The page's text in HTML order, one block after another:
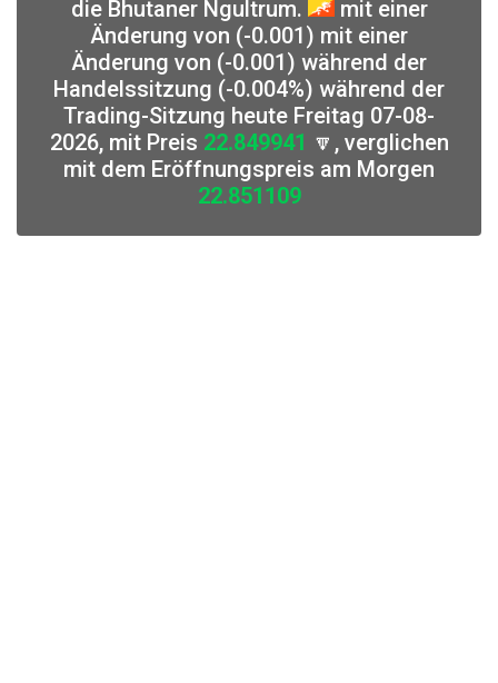
die Bhutaner Ngultrum.
mit einer
Änderung von (-0.001) mit einer
Änderung von (-0.001) während der
Handelssitzung (-0.004%) während der
Trading-Sitzung heute Freitag 07-08-
2026, mit Preis 22.849941 🔽, verglichen
mit dem Eröffnungspreis am Morgen
22.851109